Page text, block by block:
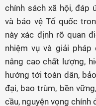
chính sách xã hội, đáp
và bảo vệ Tổ quốc
này xác định rõ quan
nhiệm vụ và giải
nâng cao chất lượng,
hướng tới toàn dân,
đại, bao trùm, bền
cầu, nguyện vọng chính